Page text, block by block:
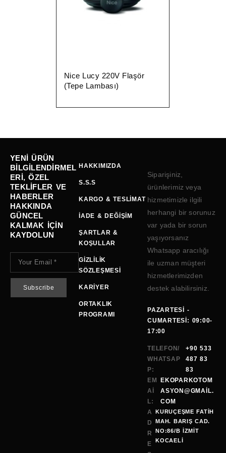
Nice Lucy 220V Flaşör
(Tepe Lambası)
YENI ÜRÜN
BILGILENDIRMEL
ERI, ÖZEL
TEKLIFLER VE
HABERLER
HAKKINDA
GÜNCEL
KALMAK IÇIN
KAYDOLUN
HAKKIMIZDA
S.S.S
KARGO & TESLIMAT
İADE & DEĞIŞIM
ŞARTLAR &
KOŞULLAR
GIZLILIK
SÖZLEŞMESI
KARIYER
ORTAKLIK
PROGRAMI
Siparişiniz,
ürünlerimiz veya
hizmetimizle ilgili
herhangi bir sorunuz
var yada bir sorun
yaşıyorsanız
Whatsapp aracılığı
ile uzman müşteri
hizmetlerimizden
destek alabilirsiniz.
PAZARTESI -
CUMARTESI: 09:00-
17:00
TELEFON/
WHATSAP
P:
+90 533
487 83
83
EM
AI
L:
EKOPARKOTOM
ASYON@GMAİL.
COM
A
D
R
E
KURUÇEŞME FATİH
MAH. BARIŞ CAD.
NO:86/B İZMİT
KOCAELI